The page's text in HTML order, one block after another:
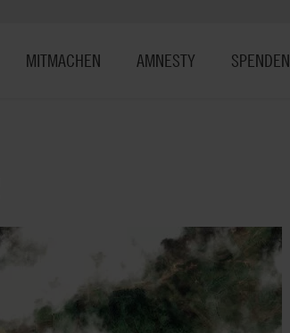
MITMACHEN AMNESTY SPENDEN